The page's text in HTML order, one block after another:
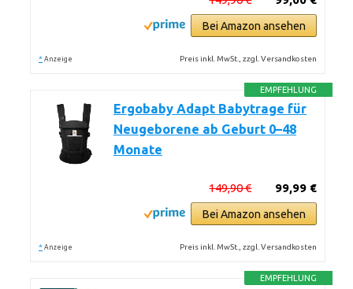
Bei Amazon ansehen
* Anzeige Preis inkl. MwSt., zzgl. Versandkosten
EMPFEHLUNG
Ergobaby Adapt Babytrage für
Neugeborene ab Geburt 0–48
Monate
99,99 €
149,90 €
Bei Amazon ansehen
* Anzeige Preis inkl. MwSt., zzgl. Versandkosten
EMPFEHLUNG